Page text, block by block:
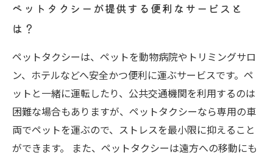
ペットタクシーが提供する便利なサービスと
は？
ペットタクシーは、ペットを動物病院やトリミングサロ
ン、ホテルなどへ安全かつ便利に運ぶサービスです。ペ
ットと一緒に運転したり、公共交通機関を利用するのは
困難な場合もありますが、ペットタクシーなら専用の車
両でペットを運ぶので、ストレスを最小限に抑えること
ができます。 また、ペットタクシーは遠方への移動にも